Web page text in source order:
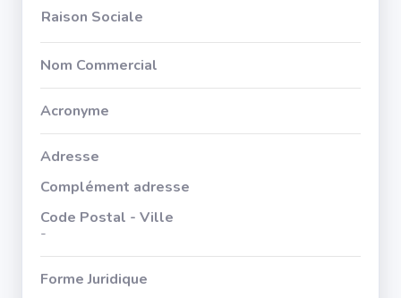
Raison Sociale
Nom Commercial
Acronyme
Adresse
Complément adresse
Code Postal - Ville
-
Forme Juridique